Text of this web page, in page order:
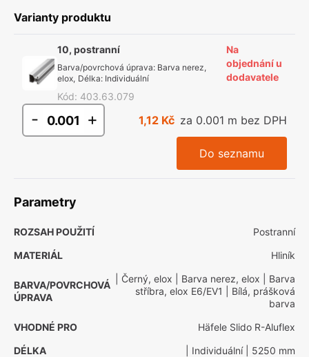
Varianty produktu
10, postranní
Barva/povrchová úprava: Barva nerez,
elox, Délka: Individuální
Kód: 403.63.079
Na
objednání u
dodavatele
- + 1,12 Kč za 0.001 m bez DPH
Do seznamu
Parametry
ROZSAH POUŽITÍ
Postranní
MATERIÁL
Hliník
BARVA/POVRCHOVÁ
ÚPRAVA
| Černý, elox | Barva nerez, elox | Barva
stříbra, elox E6/EV1
| Bílá, prášková
barva
VHODNÉ PRO
Häfele Slido R-Aluflex
DÉLKA
| Individuální| 5250 mm